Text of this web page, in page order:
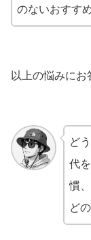
のないおすす
以上の悩みにお
ど
代
慣
ど